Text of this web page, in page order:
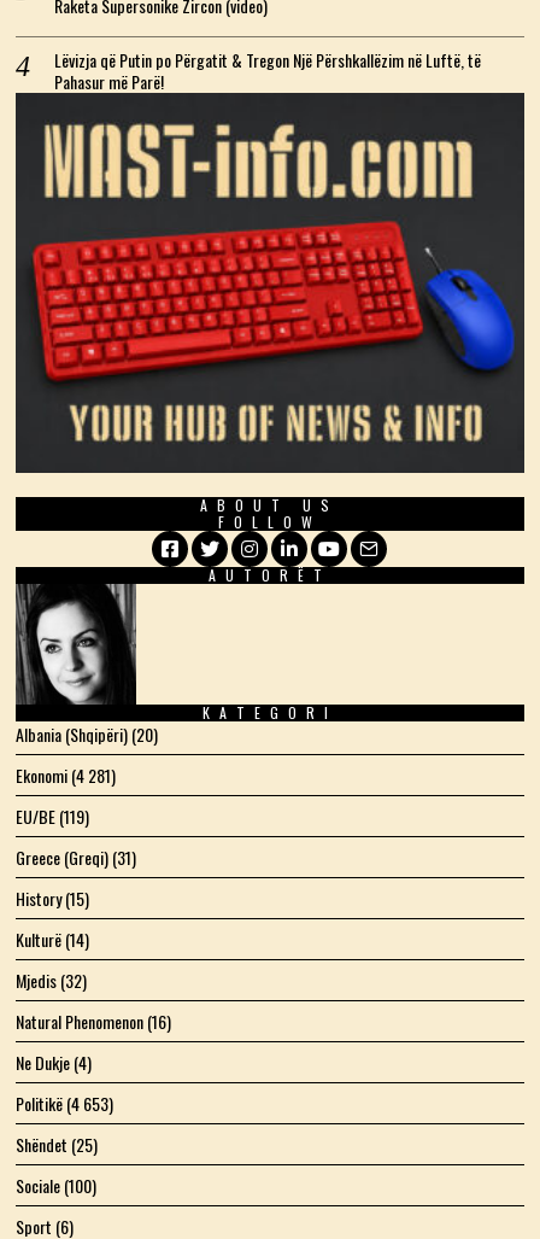
Lëvizja që Putin po Përgatit & Tregon Një Përshkallëzim në Luftë, të
Pahasur më Parë!
ABOUT US
FOLLOW
Facebook
TwitterInstagram
LinkedIn
YouTube
Email
AUTORËT
KATEGORI
Albania (Shqipëri)(20)
Ekonomi(4 281)
EU/BE(119)
Greece (Greqi)(31)
History(15)
Kulturë(14)
Mjedis(32)
Natural Phenomenon(16)
Ne Dukje(4)
Politikë(4 653)
Shëndet (25)
Sociale(100)
Sport (6)